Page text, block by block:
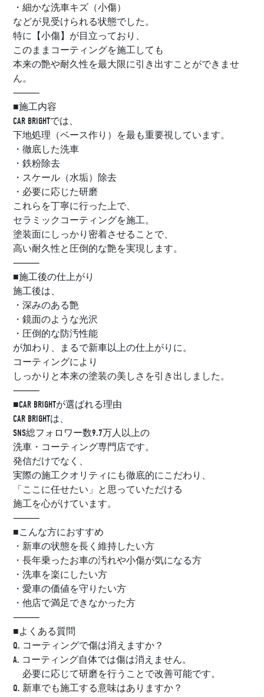
・細かな洗車キズ（小傷）
などが見受けられる状態でした。
特に【小傷】が目立っており、
このままコーティングを施工しても
本来の艶や耐久性を最大限に引き出すことができませ
ん。
⸻
■施工内容
CAR BRIGHTでは、
下地処理（ベース作り）を最も重要視しています。
・徹底した洗車
・鉄粉除去
・スケール（水垢）除去
・必要に応じた研磨
これらを丁寧に行った上で、
セラミックコーティングを施工。
塗装面にしっかり密着させることで、
高い耐久性と圧倒的な艶を実現します。
⸻
■施工後の仕上がり
施工後は、
・深みのある艶
・鏡面のような光沢
・圧倒的な防汚性能
が加わり、まるで新車以上の仕上がりに。
コーティングにより
しっかりと本来の塗装の美しさを引き出しました。
⸻
■CAR BRIGHTが選ばれる理由
CAR BRIGHTは、
SNS総フォロワー数9.7万人以上の
洗車・コーティング専門店です。
発信だけでなく、
実際の施工クオリティにも徹底的にこだわり、
「ここに任せたい」と思っていただける
施工を心がけています。
⸻
■こんな方におすすめ
・新車の状態を長く維持したい方
・長年乗ったお車の汚れや小傷が気になる方
・洗車を楽にしたい方
・愛車の価値を守りたい方
・他店で満足できなかった方
⸻
■よくある質問
Q. コーティングで傷は消えますか？
A. コーティング自体では傷は消えません。
必要に応じて研磨を行うことで改善可能です。
Q. 新車でも施工する意味はありますか？